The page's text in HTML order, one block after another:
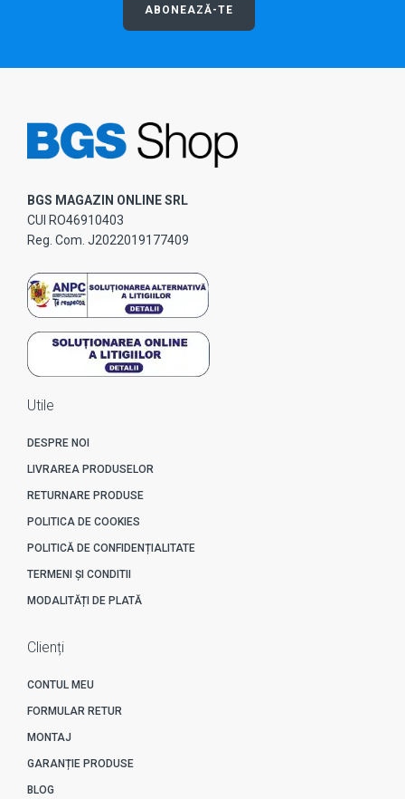
ABONEAZĂ-TE
BGS MAGAZIN ONLINE SRL
CUI RO46910403
Reg. Com. J2022019177409
Utile
DESPRE NOI
LIVRAREA PRODUSELOR
RETURNARE PRODUSE
POLITICA DE COOKIES
POLITICĂ DE CONFIDENȚIALITATE
TERMENI ȘI CONDITII
MODALITĂȚI DE PLATĂ
Clienți
CONTUL MEU
FORMULAR RETUR
MONTAJ
GARANȚIE PRODUSE
BLOG